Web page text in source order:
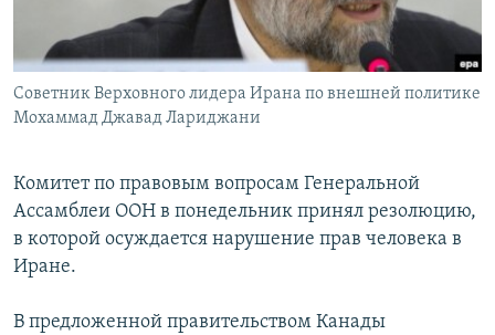
Советник Верховного лидера Ирана по внешней политике
Мохаммад Джавад Лариджани
Комитет по правовым вопросам Генеральной
Ассамблеи ООН в понедельник принял резолюцию,
в которой осуждается нарушение прав человека в
Иране.
В предложенной правительством Канады